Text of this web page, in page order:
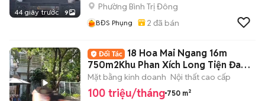
44 giây trước 9
Phường Bình Trị Đông
BĐS Phụng 2 đã bán
18 Hoa Mai Ngang 16m
750m2Khu Phan Xích Long Tiện Đa
Ngành nghề
Mặt bằng kinh doanh Nội thất cao cấp
100 triệu/tháng 750 m²